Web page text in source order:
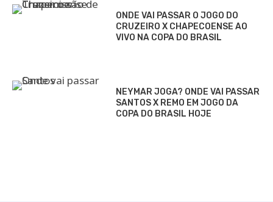
ONDE VAI PASSAR O JOGO DO
CRUZEIRO X CHAPECOENSE AO
VIVO NA COPA DO BRASIL
NEYMAR JOGA? ONDE VAI PASSAR
SANTOS X REMO EM JOGO DA
COPA DO BRASIL HOJE